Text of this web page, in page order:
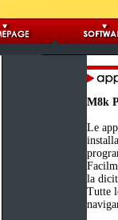
M8k
Le
la
Tutte